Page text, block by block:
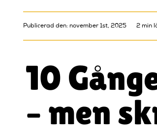
Publicerad den: november 1st, 2025 2 min
10
– men